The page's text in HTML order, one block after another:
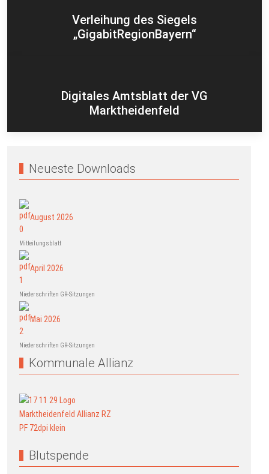
Verleihung des Siegels
„GigabitRegionBayern“
Digitales Amtsblatt der VG
Marktheidenfeld
Neueste Downloads
August 2026
Mitteilungsblatt
April 2026
Niederschriften GR-Sitzungen
Mai 2026
Niederschriften GR-Sitzungen
Kommunale Allianz
Blutspende